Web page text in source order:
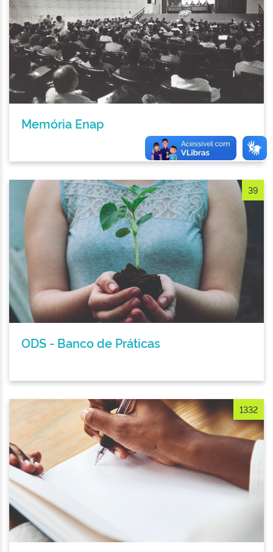
Memória Enap
39
ODS - Banco de Práticas
1332